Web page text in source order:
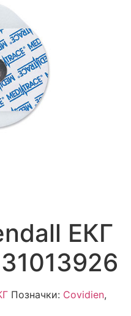
ЕКГ
Позначки: Covidien,